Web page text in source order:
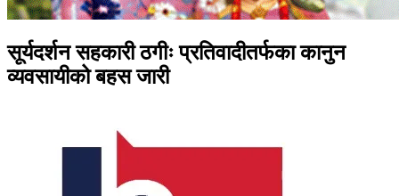
सूर्यदर्शन सहकारी ठगीः प्रतिवादीतर्फका कानुन
व्यवसायीको बहस जारी